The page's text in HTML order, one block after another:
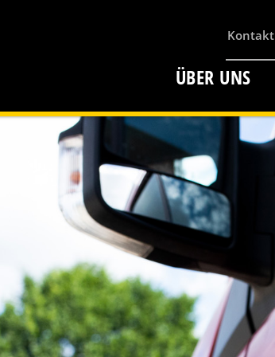
Kontakt
ÜBER UNS